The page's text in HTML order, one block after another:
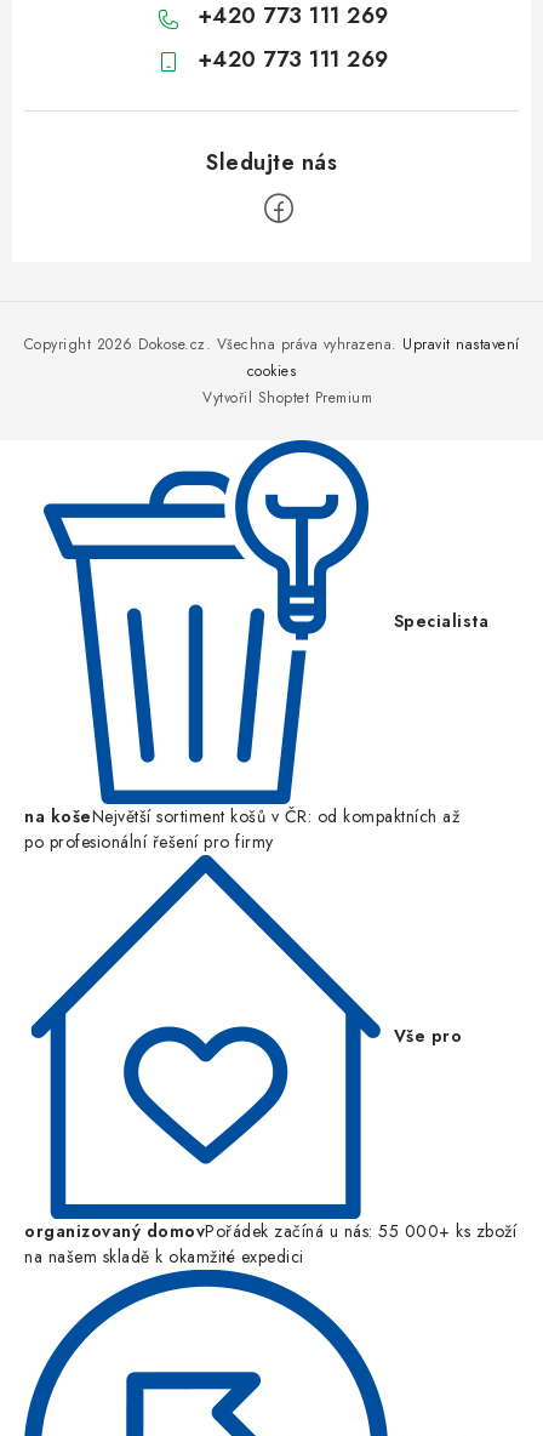
+420 773 111 269
+420 773 111 269
Vytvořil Shoptet Premium
Copyright 2026 Dokose.cz. Všechna práva vyhrazena. Upravit nastavení
cookies
Specialista
na košeNejvětší sortiment košů v ČR: od kompaktních až
po profesionální řešení pro firmy
Vše pro
organizovaný domovPořádek začíná u nás: 55 000+ ks zboží
na našem skladě k okamžité expedici